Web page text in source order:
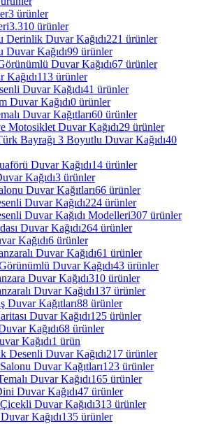
3 ürünler
3.310 ürünler
Derinlik Duvar Kağıdı221 ürünler
Duvar Kağıdı99 ürünler
Duvar Kağıdı67 ürünler
Kağıdı113 ürünler
Duvar Kağıdı41 ürünler
Duvar Kağıdı0 ürünler
Duvar Kağıtları60 ürünler
Motosiklet Duvar Kağıdı29 ürünler
Bayrağı 3 Boyutlu Duvar Kağıdı40
Duvar Kağıdı14 ürünler
Kağıdı3 ürünler
Duvar Kağıtları66 ürünler
Duvar Kağıdı224 ürünler
Duvar Kağıdı Modelleri307 ürünler
Duvar Kağıdı264 ürünler
Kağıdı6 ürünler
Duvar Kağıdı61 ürünler
Duvar Kağıdı43 ürünler
Duvar Kağıdı310 ürünler
Duvar Kağıdı137 ürünler
Duvar Kağıtları88 ürünler
Duvar Kağıdı125 ürünler
Kağıdı68 ürünler
Kağıdı1 ürün
Desenli Duvar Kağıdı217 ürünler
Duvar Kağıtları123 ürünler
Duvar Kağıdı165 ürünler
Duvar Kağıdı47 ürünler
Duvar Kağıdı313 ürünler
Kağıdı135 ürünler